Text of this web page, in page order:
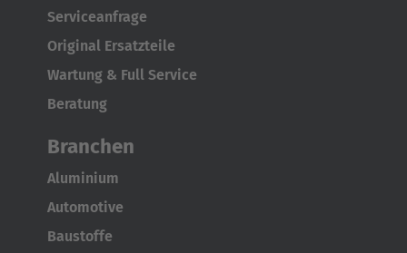
Serviceanfrage
Original Ersatzteile
Wartung & Full Service
Beratung
Branchen
Aluminium
Automotive
Baustoffe